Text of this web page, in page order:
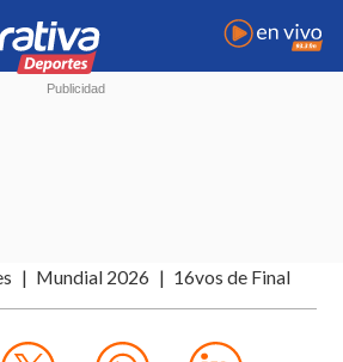
Mundial 2026 16vos de Final